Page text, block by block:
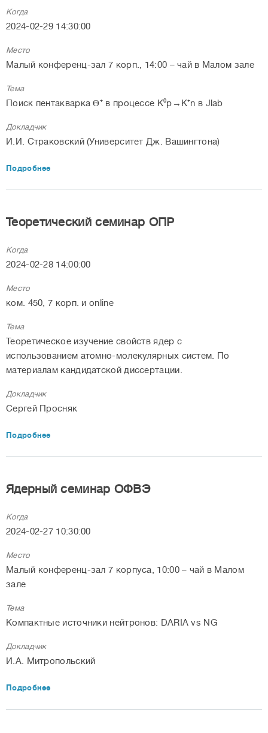
Когда
2024-02-29 14:30:00
Место
Малый конференц-зал 7 корп., 14:00 – чай в Малом зале
Тема
Поиск пентакварка Θ⁺ в процессе К⁰p→K⁺n в Jlab
Докладчик
И.И. Страковский (Университет Дж. Вашингтона)
Подробнее
Теоретический семинар ОПР
Когда
2024-02-28 14:00:00
Место
ком. 450, 7 корп. и online
Тема
Теоретическое изучение свойств ядер с
использованием атомно-молекулярных систем. По
материалам кандидатской диссертации.
Докладчик
Сергей Просняк
Подробнее
Ядерный семинар ОФВЭ
Когда
2024-02-27 10:30:00
Место
Малый конференц-зал 7 корпуса, 10:00 – чай в Малом
зале
Тема
Компактные источники нейтронов: DARIA vs NG
Докладчик
И.А. Митропольский
Подробнее